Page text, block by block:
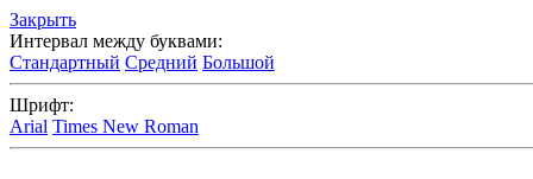
Закрыть
Интервал между буквами:
Стандартный Средний Большой
Шрифт:
Arial Times New Roman